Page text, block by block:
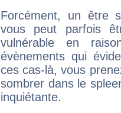
Forcément, un être
vous peut parfois
vulnérable en
évènements qui
ces cas-là, vous
sombrer dans le
inquiétante.